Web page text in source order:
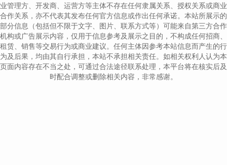
业管理方、开发商、运营方等主体不存在任何隶属关系、授权关系或商业
合作关系，亦不代表其发布任何官方信息或作出任何承诺。本站所展示的
部分信息（包括但不限于文字、图片、联系方式等）可能来自第三方合作
机构或广告展示内容，仅用于信息参考及展示之目的，不构成任何招商、
租赁、销售等交易行为或商业建议。任何主体因参考本站信息而产生的行
为及后果，均由其自行承担，本站不承担相关责任。如相关权利人认为本
页面内容存在不当之处，可通过合法途径联系处理，本平台将在核实后及
时配合调整或删除相关内容，非常感谢。